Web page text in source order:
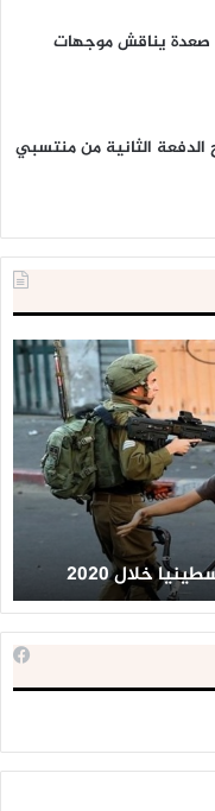
صعدة يناقش موجهات
الدفعة الثانية من منتسبي